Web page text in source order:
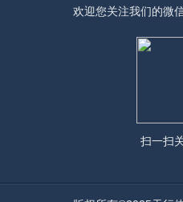
欢迎您关注我们的微
扫一扫